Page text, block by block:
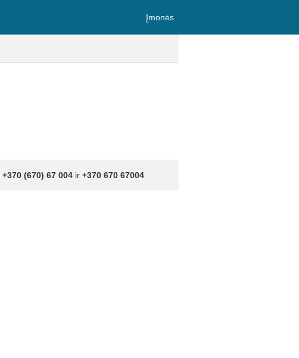
Įmonės
+370 (670) 67 004 ir +370 670 67004